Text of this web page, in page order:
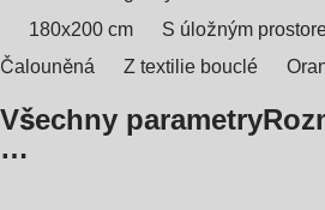
180x200 cm
S úložným
Čalouněná
Z textilie bouclé
Všechny parametry
…